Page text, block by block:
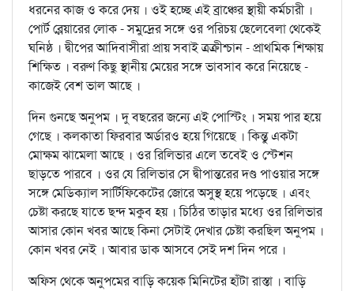
ধরনের কাজ ও করে দেয় । ওই হচ্ছে এই ব্রাঞ্চের স্থায়ী কর্মচারী ।
পোর্ট ব্লেয়ারের লোক - সমুদ্রের সঙ্গে ওর পরিচয় ছেলেবেলা থেকেই
ঘনিষ্ঠ । দ্বীপের আদিবাসীরা প্রায় সবাই ত্রক্রীশ্চান - প্রাথমিক শিক্ষায়
শিক্ষিত । বরুণ কিছু স্থানীয় মেয়ের সঙ্গে ভাবসাব করে নিয়েছে -
কাজেই বেশ ভাল আছে ।
দিন গুনছে অনুপম । দু বছরের জন্যে এই পোস্টিং । সময় পার হয়ে
গেছে । কলকাতা ফিরবার অর্ডারও হয়ে গিয়েছে । কিন্তু একটা
মোক্ষম ঝামেলা আছে । ওর রিলিভার এলে তবেই ও স্টেশন
ছাড়তে পারবে । ওর যে রিলিভার সে দ্বীপান্তরের দণ্ড পাওয়ার সঙ্গে
সঙ্গে মেডিক্যাল সার্টিফিকেটের জোরে অসুস্থ হয়ে পড়েছে । এবং
চেষ্টা করছে যাতে ছন্দ মকুব হয় । চিঠির তাড়ার মধ্যে ওর রিলিভার
আসার কোন খবর আছে কিনা সেটাই দেখার চেষ্টা করছিল অনুপম ।
কোন খবর নেই । আবার ডাক আসবে সেই দশ দিন পরে ।
অফিস থেকে অনুপমের বাড়ি কয়েক মিনিটের হাঁটা রাস্তা । বাড়ি